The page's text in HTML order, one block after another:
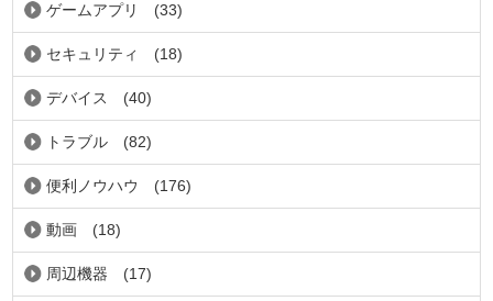
ゲームアプリ (33)
セキュリティ (18)
デバイス (40)
トラブル (82)
便利ノウハウ (176)
動画 (18)
周辺機器 (17)